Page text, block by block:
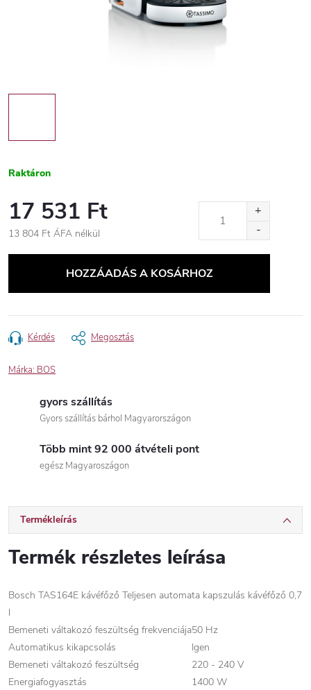
Raktáron
17 531 Ft
13 804 Ft ÁFA nélkül
HOZZÁADÁS A KOSÁRHOZ
Kérdés Megosztás
Márka: BOS
gyors szállítás
Gyors szállítás bárhol Magyarországon
Több mint 92 000 átvételi pont
egész Magyaroszágon
Termékleírás
Termék részletes leírása
Bosch TAS164E kávéfőző Teljesen automata kapszulás kávéfőző 0,7
l
Bemeneti váltakozó feszültség frekvenciája50 Hz
Automatikus kikapcsolás
Igen
Bemeneti váltakozó feszültség
220 - 240 V
Energiafogyasztás
1400 W